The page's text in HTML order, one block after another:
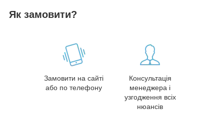
Як замовити?
Замовити на сайті
або по телефону
Консультація
менеджера і
узгодження всіх
нюансів